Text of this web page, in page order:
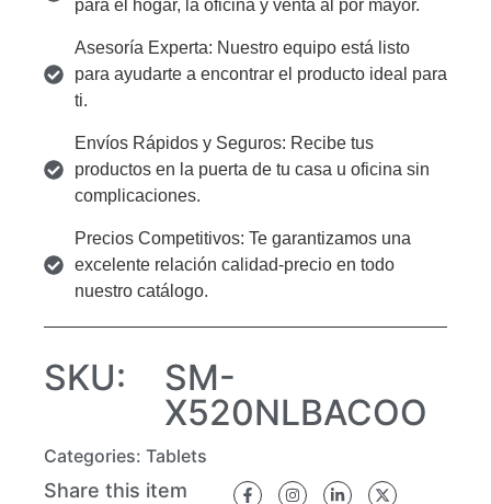
para el hogar, la oficina y venta al por mayor.
Asesoría Experta: Nuestro equipo está listo
para ayudarte a encontrar el producto ideal para
ti.
Envíos Rápidos y Seguros: Recibe tus
productos en la puerta de tu casa u oficina sin
complicaciones.
Precios Competitivos: Te garantizamos una
excelente relación calidad-precio en todo
nuestro catálogo.
SKU:
SM-
X520NLBACOO
Categories: Tablets
Share this item